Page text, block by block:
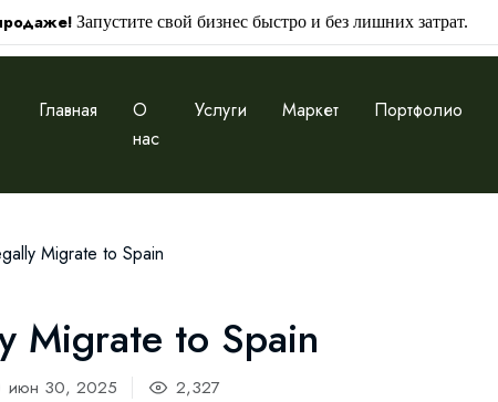
Запустите свой бизнес быстро и без лишних затрат.
Главная
О
нас
Услуги Маркет Портфолио
Migrate to Spain
Migrate to Spain
июн 30, 2025 2,327